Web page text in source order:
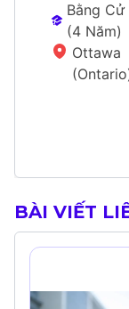
Bằng Cử
(4 Năm)
Ottawa
BÀI VIẾT